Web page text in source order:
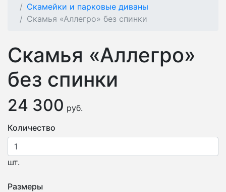
Скамейки и парковые диваны
Cкамья «Аллегро» без спинки
Cкамья «Аллегро»
без спинки
24 300 руб.
Количество
шт.
Размеры